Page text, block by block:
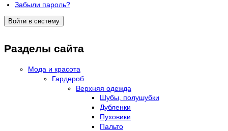
Забыли пароль?
Разделы сайта
Мода и красота
Гардероб
Верхняя одежда
Шубы, полушубки
Дубленки
Пуховики
Пальто